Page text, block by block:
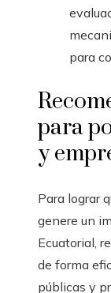
para
para
y
Para lograr
genere un
Ecuatorial,
de forma
públicas y